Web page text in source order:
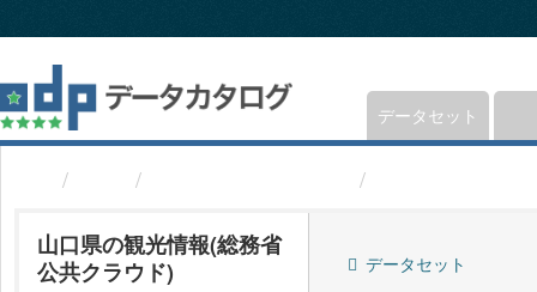
キ
プ
し
て
データセット
山口県の観光情報(総務省
公共クラウド)
データセット